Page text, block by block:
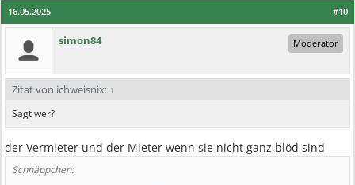
#10
16.05.2025
simon84 Moderator
Zitat von ichweisnix: ↑
Sagt wer?
der Vermieter und der Mieter wenn sie nicht ganz blöd sind
Schnäppchen: